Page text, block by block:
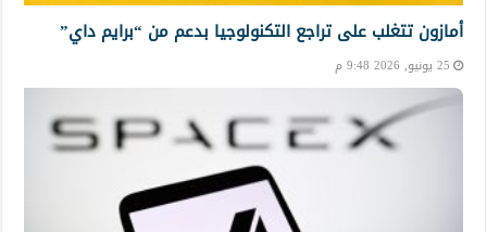
أمازون تتغلب على تراجع التكنولوجيا بدعم من “برايم داي”
25 يونيو, 2026 9:48 م